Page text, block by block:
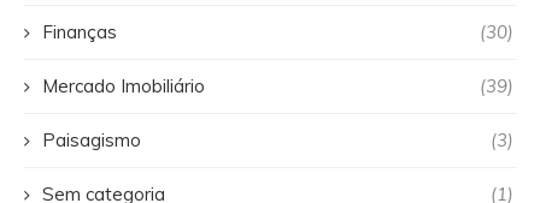
Finanças (30)
Mercado Imobiliário (39)
Paisagismo (3)
Sem categoria (1)